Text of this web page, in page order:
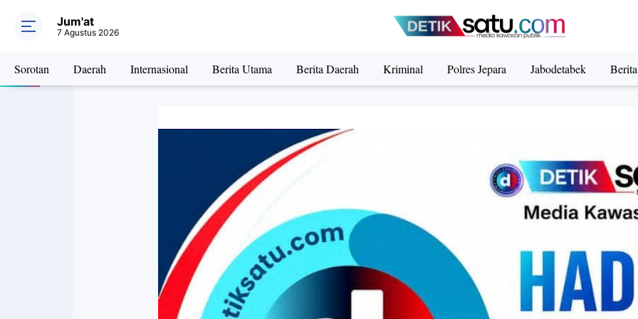
Jum'at
7 Agustus 2026
Sorotan Daerah Internasional Berita Utama Berita Daerah Kriminal Polres Jepara Jabodetabek